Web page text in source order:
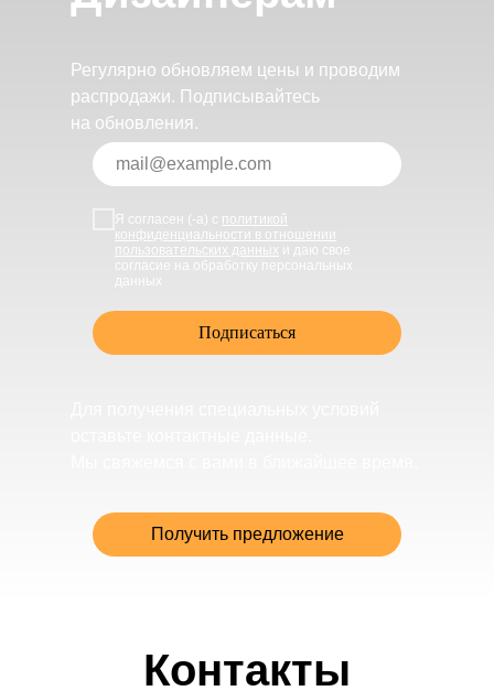
Регулярно обновляем цены и проводим
распродажи. Подписывайтесь
на обновления.
Я согласен (-а) с политикой
конфиденциальности в отношении
пользовательских данных и даю свое
согласие на обработку персональных
данных
Подписаться
Получить предложение
Контакты